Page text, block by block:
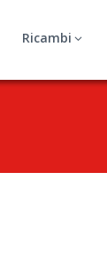
Ricambi